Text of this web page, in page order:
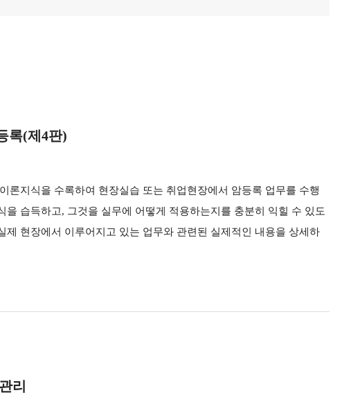
록(제4판)
론지식을 수록하여 현장실습 또는 취업현장에서 암등록 업무를 수행
을 습득하고, 그것을 실무에 어떻게 적용하는지를 충분히 익힐 수 있도
제 현장에서 이루어지고 있는 업무와 관련된 실제적인 내용을 상세하
리